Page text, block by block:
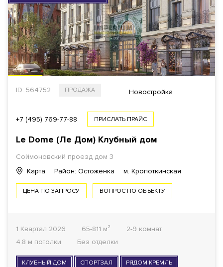
ID: 564752 ПРОДАЖА Новостройка
+7 (495) 769-77-88 ПРИСЛАТЬ ПРАЙС
Le Dome (Ле Дом) Клубный дом
Соймоновский проезд дом 3
Карта
Район: Остоженка м. Кропоткинская
ЦЕНА ПО ЗАПРОСУ ВОПРОС ПО ОБЪЕКТУ
1 Квартал 2026 65-811 м²
2-9 комнат
4.8 м потолки
Без отделки
КЛУБНЫЙ ДОМ СПОРТЗАЛ РЯДОМ КРЕМЛЬ